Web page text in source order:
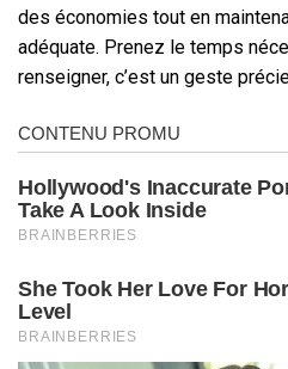
des économies tout en
adéquate. Prenez le temps
renseigner, c’est un geste